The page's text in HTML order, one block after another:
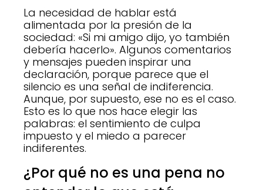
La necesidad de hablar está
alimentada por la presión de la
sociedad: «Si mi amigo dijo, yo también
debería hacerlo». Algunos comentarios
y mensajes pueden inspirar una
declaración, porque parece que el
silencio es una señal de indiferencia.
Aunque, por supuesto, ese no es el caso.
Esto es lo que nos hace elegir las
palabras: el sentimiento de culpa
impuesto y el miedo a parecer
indiferentes.
¿Por qué no es una pena no